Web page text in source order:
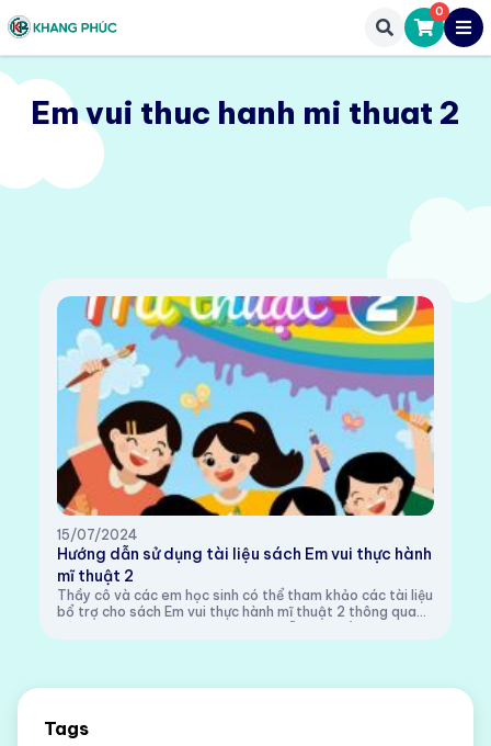
0
Em vui thuc hanh mi thuat 2
15/07/2024
Hướng dẫn sử dụng tài liệu sách Em vui thực hành
mĩ thuật 2
Thầy cô và các em học sinh có thể tham khảo các tài liệu
bổ trợ cho sách Em vui thực hành mĩ thuật 2 thông qua
các đường link sau:1. Video hướng dẫn:Chủ đề Đại dương
muôn màuChủ đề Cảnh đẹp quanh t...
Tags